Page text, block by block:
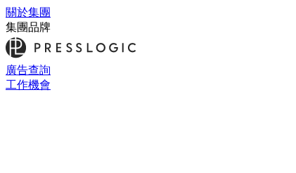
關於集團
集團品牌
廣告查詢
工作機會